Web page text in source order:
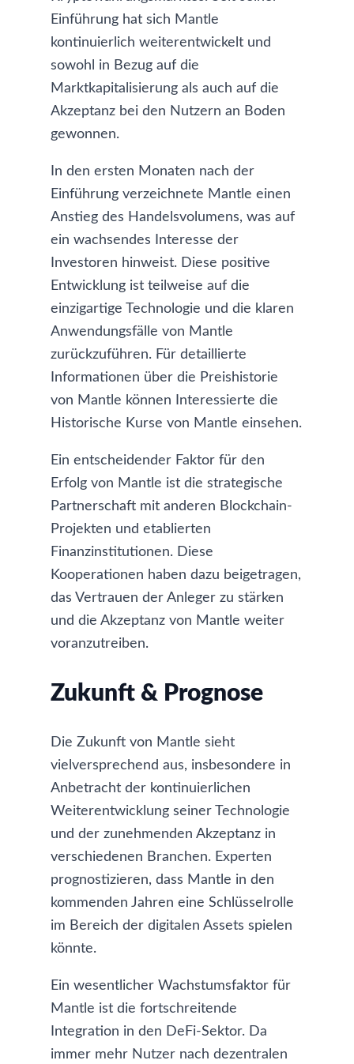
Einführung hat sich Mantle
kontinuierlich weiterentwickelt und
sowohl in Bezug auf die
Marktkapitalisierung als auch auf die
Akzeptanz bei den Nutzern an Boden
gewonnen.
In den ersten Monaten nach der
Einführung verzeichnete Mantle einen
Anstieg des Handelsvolumens, was auf
ein wachsendes Interesse der
Investoren hinweist. Diese positive
Entwicklung ist teilweise auf die
einzigartige Technologie und die klaren
Anwendungsfälle von Mantle
zurückzuführen. Für detaillierte
Informationen über die Preishistorie
von Mantle können Interessierte die
Historische Kurse von Mantle einsehen.
Ein entscheidender Faktor für den
Erfolg von Mantle ist die strategische
Partnerschaft mit anderen Blockchain-
Projekten und etablierten
Finanzinstitutionen. Diese
Kooperationen haben dazu beigetragen,
das Vertrauen der Anleger zu stärken
und die Akzeptanz von Mantle weiter
voranzutreiben.
Zukunft & Prognose
Die Zukunft von Mantle sieht
vielversprechend aus, insbesondere in
Anbetracht der kontinuierlichen
Weiterentwicklung seiner Technologie
und der zunehmenden Akzeptanz in
verschiedenen Branchen. Experten
prognostizieren, dass Mantle in den
kommenden Jahren eine Schlüsselrolle
im Bereich der digitalen Assets spielen
könnte.
Ein wesentlicher Wachstumsfaktor für
Mantle ist die fortschreitende
Integration in den DeFi-Sektor. Da
immer mehr Nutzer nach dezentralen